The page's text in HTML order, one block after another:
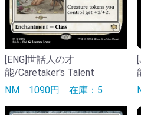
[ENG]世話人の才
能/Caretaker's Talent
NM 1090円 在庫：5